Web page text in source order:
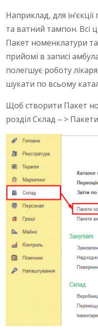
Наприклад, для
та ватний тампон. Всі
Пакет номенклатури
прийомі в записі
полегшує роботу
шукати по всьому
Щоб створити Пакет
розділ Склад – >